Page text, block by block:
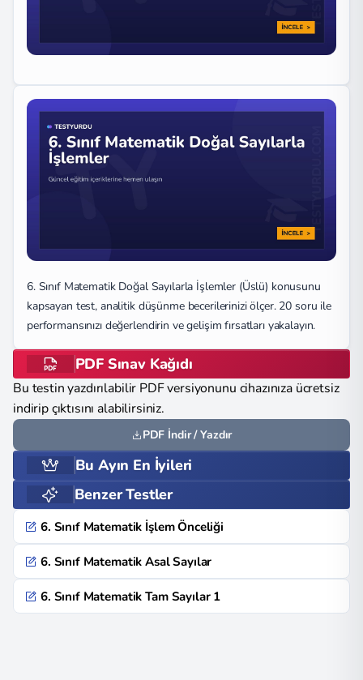
6. Sınıf Matematik Doğal Sayılarla İşlemler (Üslü) konusunu
kapsayan test, analitik düşünme becerilerinizi ölçer. 20 soru ile
performansınızı değerlendirin ve gelişim fırsatları yakalayın.
PDF Sınav Kağıdı
Bu testin yazdırılabilir PDF versiyonunu cihazınıza ücretsiz
indirip çıktısını alabilirsiniz.
PDF İndir / Yazdır
Bu Ayın En İyileri
Benzer Testler
6. Sınıf Matematik İşlem Önceliği
6. Sınıf Matematik Asal Sayılar
6. Sınıf Matematik Tam Sayılar 1